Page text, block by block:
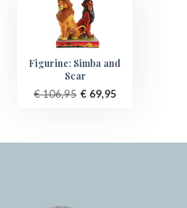
Figurine: Simba and
Scar
€ 106,95 € 69,95